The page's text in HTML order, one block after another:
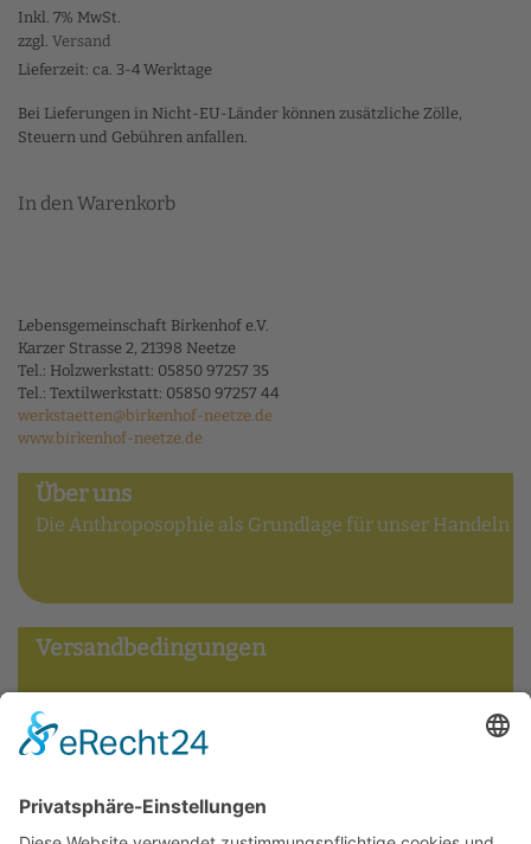
Inkl. 7% MwSt.
zzgl. Versand
Lieferzeit: ca. 3-4 Werktage
Bei Lieferungen in Nicht-EU-Länder können zusätzliche Zölle,
Steuern und Gebühren anfallen.
In den Warenkorb
Lebensgemeinschaft Birkenhof e.V.
Karzer Strasse 2, 21398 Neetze
Tel.: Holzwerkstatt: 05850 97257 35
Tel.: Textilwerkstatt: 05850 97257 44
werkstaetten@birkenhof-neetze.de
www.birkenhof-neetze.de
Über uns
Die Anthroposophie als Grundlage für unser Handeln
Versandbedingungen
Widerrufsbelehrung